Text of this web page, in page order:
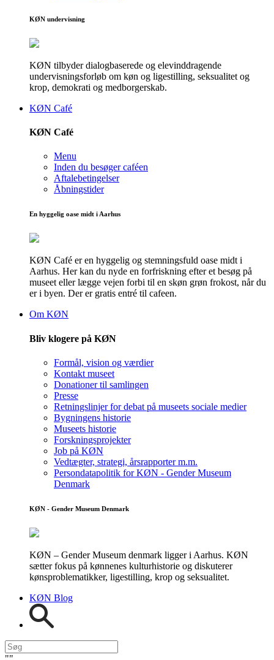
KØN undervisning
KØN tilbyder dialogbaserede og elevinddragende
undervisningsforløb om køn og ligestilling, seksualitet og
krop, demokrati og medborgerskab.
KØN Café
KØN Café
Menu
Inden du besøger caféen
Aftalebetingelser
Åbningstider
En hyggelig oase midt i Aarhus
KØN Café er en hyggelig og stemningsfuld oase midt i
Aarhus. Her kan du nyde en forfriskning efter et besøg på
museet eller lægge vejen forbi til en skøn grøn frokost, når du
er i byen. Der er gratis entré til cafeen.
Om KØN
Bliv klogere på KØN
Formål, vision og værdier
Kontakt museet
Donationer til samlingen
Presse
Retningslinjer for debat på museets sociale medier
Bygningens historie
Museets historie
Forskningsprojekter
Job på KØN
Vedtægter, strategi, årsrapporter m.m.
Persondatapolitik for KØN - Gender Museum
Denmark
KØN - Gender Museum Denmark
KØN – Gender Museum denmark ligger i Aarhus. KØN
sætter fokus på kønnenes kulturhistorie og diskuterer
kønsproblematikker, ligestilling, krop og seksualitet.
KØN Blog